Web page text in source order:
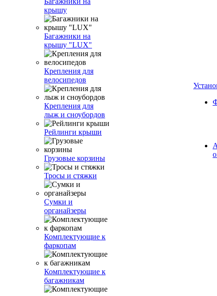
крышу
Багажники на
крышу "LUX"
Крепления для
велосипедов
Крепления для
лыж и сноубордов
Рейлинги крыши
Грузовые корзины
Тросы и стяжки
Сумки и
органайзеры
Комплектующие к
фаркопам
Комплектующие к
багажникам